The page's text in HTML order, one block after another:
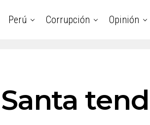
Perú Corrupción Opinión